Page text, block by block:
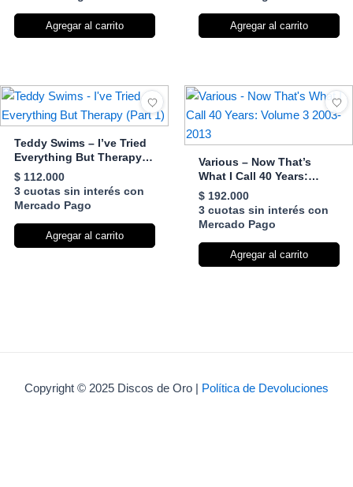
Agregar al carrito Agregar al carrito
Teddy Swims – I’ve Tried
Everything But Therapy
(Part 1)
$112.000
3 cuotas sin interés con
Mercado Pago
Agregar al carrito
Various – Now That’s
What I Call 40 Years:
Volume 3 2003-2013
$192.000
3 cuotas sin interés con
Mercado Pago
Agregar al carrito
Copyright © 2025 Discos de Oro | Política de Devoluciones